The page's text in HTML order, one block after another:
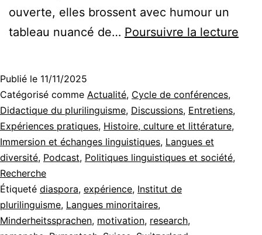
ouverte, elles brossent avec humour un
tableau nuancé de… Poursuivre la lecture
Publié le 11/11/2025
Catégorisé comme Actualité, Cycle de conférences,
Didactique du plurilinguisme, Discussions, Entretiens,
Expériences pratiques, Histoire, culture et littérature,
Immersion et échanges linguistiques, Langues et
diversité, Podcast, Politiques linguistiques et société,
Recherche
Étiqueté diaspora, expérience, Institut de
plurilinguisme, Langues minoritaires,
Minderheitssprachen, motivation, research,